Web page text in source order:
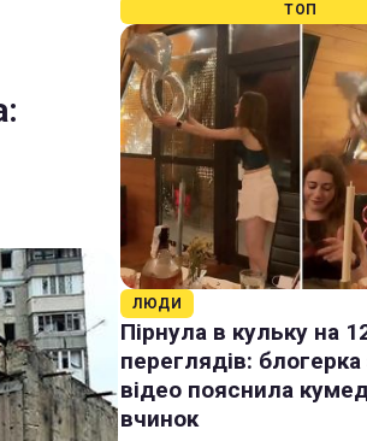
ТОП
ЛЮДИ
Пірнула в кульку на
переглядів:
відео пояснила
вчинок